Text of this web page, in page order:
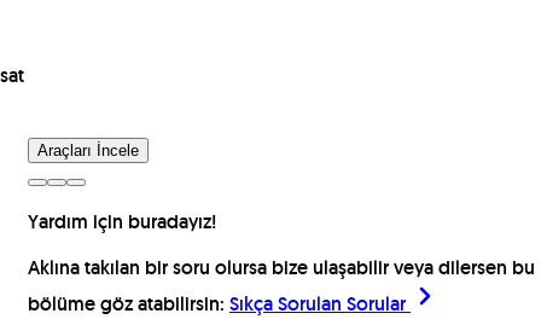
Araçları İncele
Yardım için buradayız!
Aklına takılan bir soru olursa bize ulaşabilir veya dilersen bu
bölüme göz atabilirsin: Sıkça Sorulan Sorular